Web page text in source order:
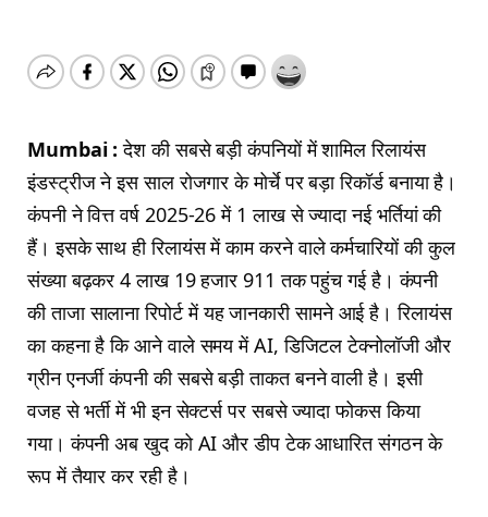
Mumbai : देश की सबसे बड़ी कंपनियों में शामिल रिलायंस
इंडस्ट्रीज ने इस साल रोजगार के मोर्चे पर बड़ा रिकॉर्ड बनाया है।
कंपनी ने वित्त वर्ष 2025-26 में 1 लाख से ज्यादा नई भर्तियां की
हैं। इसके साथ ही रिलायंस में काम करने वाले कर्मचारियों की कुल
संख्या बढ़कर 4 लाख 19 हजार 911 तक पहुंच गई है। कंपनी
की ताजा सालाना रिपोर्ट में यह जानकारी सामने आई है। रिलायंस
का कहना है कि आने वाले समय में AI, डिजिटल टेक्नोलॉजी और
ग्रीन एनर्जी कंपनी की सबसे बड़ी ताकत बनने वाली है। इसी
वजह से भर्ती में भी इन सेक्टर्स पर सबसे ज्यादा फोकस किया
गया। कंपनी अब खुद को AI और डीप टेक आधारित संगठन के
रूप में तैयार कर रही है।